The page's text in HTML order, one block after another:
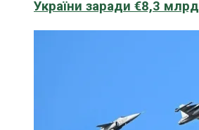
України заради €8,3 млрд